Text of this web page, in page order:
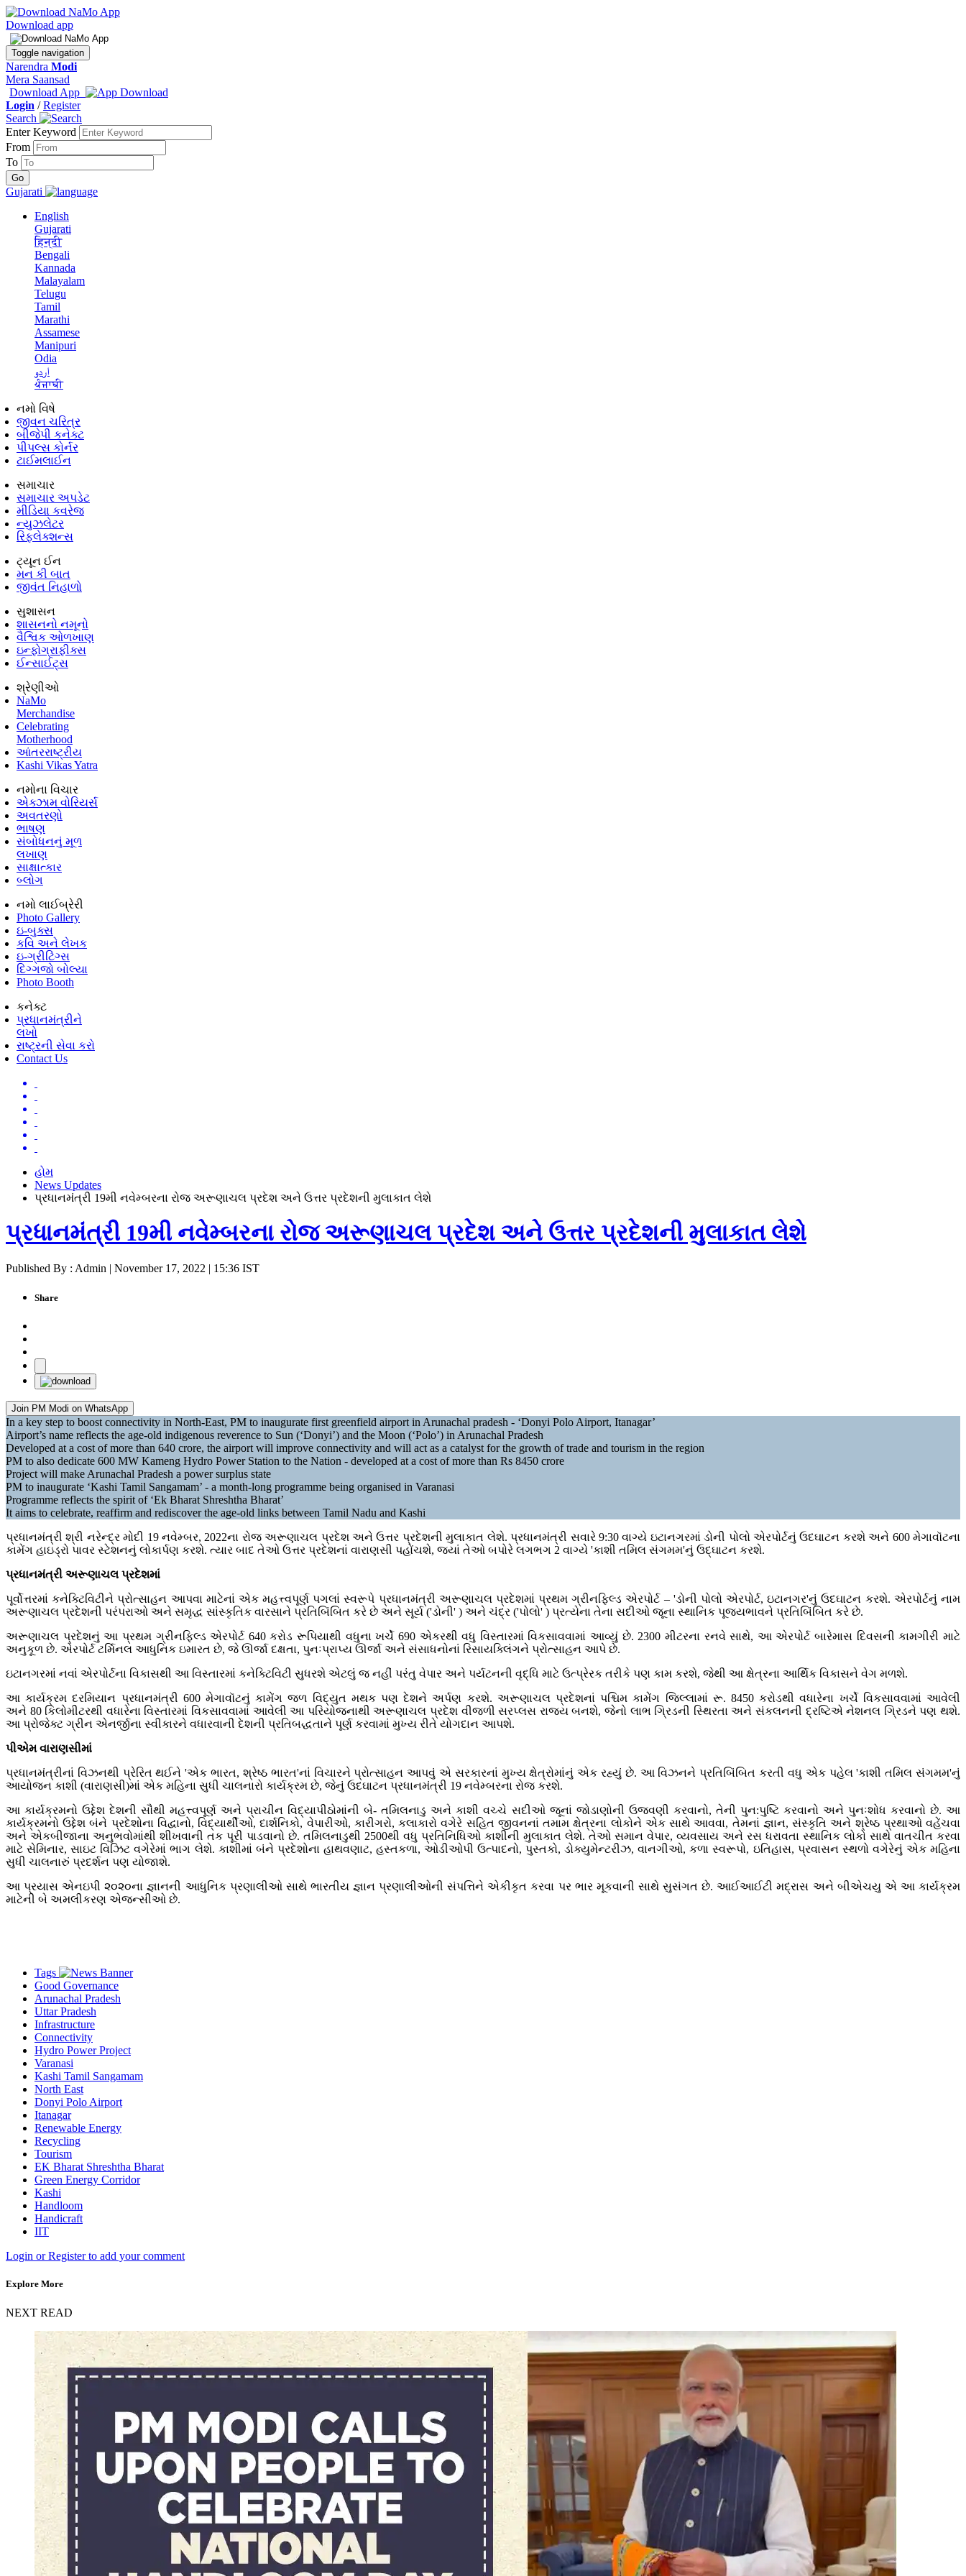
Download app
Toggle navigation
Narendra Modi
Mera Saansad
Download App
Login /Register
Search
Enter Keyword
From
To
Gujarati
English
Gujarati
हिन्दी
Bengali
Kannada
Malayalam
Telugu
Tamil
Marathi
Assamese
Manipuri
Odia
اردو
ਪੰਜਾਬੀ
નમો વિષે
જીવન ચરિત્ર
બીજેપી કનેક્ટ
પીપલ્સ કોર્નર
ટાઈમલાઈન
સમાચાર
સમાચાર અપડેટ
મીડિયા કવરેજ
ન્યુઝલેટર
રિફ્લેક્શન્સ
ટ્યૂન ઈન
મન કી બાત
જીવંત નિહાળો
સુશાસન
શાસનનો નમૂનો
વૈશ્વિક ઓળખાણ
ઇન્ફોગ્રાફીક્સ
ઈન્સાઈટ્સ
શ્રેણીઓ
NaMo
Merchandise
Celebrating
Motherhood
આંતરરાષ્ટ્રીય
Kashi Vikas Yatra
નમોના વિચાર
એક્ઝામ વોરિયર્સ
અવતરણો
ભાષણ
સંબોધનનું મૂળ
લખાણ
સાક્ષાત્કાર
બ્લોગ
નમો લાઈબ્રેરી
Photo Gallery
ઇ-બુક્સ
કવિ અને લેખક
ઇ-ગ્રીટિંગ્સ
દિગ્ગજો બોલ્યા
Photo Booth
કનેક્ટ
પ્રધાનમંત્રીને
લખો
રાષ્ટ્રની સેવા કરો
Contact Us
હોમ
News Updates
પ્રધાનમંત્રી 19મી નવેમ્બરના રોજ અરૂણાચલ પ્રદેશ અને ઉત્તર પ્રદેશની મુલાકાત લેશે
પ્રધાનમંત્રી 19મી નવેમ્બરના રોજ અરૂણાચલ પ્રદેશ અને ઉત્તર પ્રદેશની મુલાકાત લેશે
Published By : Admin | November 17, 2022 | 15:36 IST
Share
Join PM Modi on WhatsApp
In a key step to boost connectivity in North-East, PM to inaugurate first greenfield airport in Arunachal pradesh - ‘Donyi Polo Airport, Itanagar’
Airport’s name reflects the age-old indigenous reverence to Sun (‘Donyi’) and the Moon (‘Polo’) in Arunachal Pradesh
Developed at a cost of more than 640 crore, the airport will improve connectivity and will act as a catalyst for the growth of trade and tourism in the region
PM to also dedicate 600 MW Kameng Hydro Power Station to the Nation - developed at a cost of more than Rs 8450 crore
Project will make Arunachal Pradesh a power surplus state
PM to inaugurate ‘Kashi Tamil Sangamam’ - a month-long programme being organised in Varanasi
Programme reflects the spirit of ‘Ek Bharat Shreshtha Bharat’
​​​​​​​It aims to celebrate, reaffirm and rediscover the age-old links between Tamil Nadu and Kashi
પ્રધાનમંત્રી શ્રી નરેન્દ્ર મોદી 19 નવેમ્બર, 2022ના રોજ અરૂણાચલ પ્રદેશ અને ઉત્તર પ્રદેશની મુલાકાત લેશે. પ્રધાનમંત્રી સવારે 9:30 વાગ્યે ઇટાનગરમાં ડોની પોલો એરપોર્ટનું ઉદઘાટન કરશે અને 600 મેગાવૉટના
કામેંગ હાઇડ્રો પાવર સ્ટેશનનું લોકાર્પણ કરશે. ત્યાર બાદ તેઓ ઉત્તર પ્રદેશનાં વારાણસી પહોંચશે, જ્યાં તેઓ બપોરે લગભગ 2 વાગ્યે 'કાશી તમિલ સંગમમ'નું ઉદ્ઘાટન કરશે.
પ્રધાનમંત્રી અરૂણાચલ પ્રદેશમાં
પૂર્વોત્તરમાં કનેક્ટિવિટીને પ્રોત્સાહન આપવા માટેનાં એક મહત્ત્વપૂર્ણ પગલાં સ્વરૂપે પ્રધાનમંત્રી અરૂણાચલ પ્રદેશમાં પ્રથમ ગ્રીનફિલ્ડ એરપોર્ટ – 'ડોની પોલો એરપોર્ટ, ઇટાનગર'નું ઉદઘાટન કરશે. એરપોર્ટનું નામ
અરૂણાચલ પ્રદેશની પરંપરાઓ અને સમૃદ્ધ સાંસ્કૃતિક વારસાને પ્રતિબિંબિત કરે છે અને સૂર્ય ('ડોની' ) અને ચંદ્ર ('પોલો' ) પ્રત્યેના તેના સદીઓ જૂના સ્થાનિક પૂજ્યભાવને પ્રતિબિંબિત કરે છે.
અરૂણાચલ પ્રદેશનું આ પ્રથમ ગ્રીનફિલ્ડ એરપોર્ટ 640 કરોડ રૂપિયાથી વધુના ખર્ચે 690 એકરથી વધુ વિસ્તારમાં વિકસાવવામાં આવ્યું છે. 2300 મીટરના રનવે સાથે, આ એરપોર્ટ બારેમાસ દિવસની કામગીરી માટે
અનુકૂળ છે. એરપોર્ટ ટર્મિનલ આધુનિક ઇમારત છે, જે ઊર્જા દક્ષતા, પુનઃપ્રાપ્ય ઊર્જા અને સંસાધનોનાં રિસાયક્લિંગને પ્રોત્સાહન આપે છે.
ઇટાનગરમાં નવાં એરપોર્ટના વિકાસથી આ વિસ્તારમાં કનેક્ટિવિટી સુધરશે એટલું જ નહીં પરંતુ વેપાર અને પર્યટનની વૃદ્ધિ માટે ઉત્પ્રેરક તરીકે પણ કામ કરશે, જેથી આ ક્ષેત્રના આર્થિક વિકાસને વેગ મળશે.
આ કાર્યક્રમ દરમિયાન પ્રધાનમંત્રી 600 મેગાવૉટનું કામેંગ જળ વિદ્યુત મથક પણ દેશને અર્પણ કરશે. અરૂણાચલ પ્રદેશનાં પશ્ચિમ કામેંગ જિલ્લામાં રૂ. 8450 કરોડથી વધારેના ખર્ચે વિકસાવવામાં આવેલી
અને 80 કિલોમીટરથી વધારેના વિસ્તારમાં વિકસાવવામાં આવેલી આ પરિયોજનાથી અરૂણાચલ પ્રદેશ વીજળી સરપ્લસ રાજ્ય બનશે, જેનો લાભ ગ્રિડની સ્થિરતા અને સંકલનની દ્રષ્ટિએ નેશનલ ગ્રિડને પણ થશે.
આ પ્રોજેક્ટ ગ્રીન એનર્જીના સ્વીકારને વધારવાની દેશની પ્રતિબદ્ધતાને પૂર્ણ કરવામાં મુખ્ય રીતે યોગદાન આપશે.
પીએમ વારાણસીમાં
પ્રધાનમંત્રીનાં વિઝનથી પ્રેરિત થઈને 'એક ભારત, શ્રેષ્ઠ ભારત'નાં વિચારને પ્રોત્સાહન આપવું એ સરકારનાં મુખ્ય ક્ષેત્રોમાંનું એક રહ્યું છે. આ વિઝનને પ્રતિબિંબિત કરતી વધુ એક પહેલ 'કાશી તમિલ સંગમમ'નું
આયોજન કાશી (વારાણસી)માં એક મહિના સુધી ચાલનારો કાર્યક્રમ છે, જેનું ઉદઘાટન પ્રધાનમંત્રી 19 નવેમ્બરના રોજ કરશે.
આ કાર્યક્રમનો ઉદ્દેશ દેશની સૌથી મહત્ત્વપૂર્ણ અને પ્રાચીન વિદ્યાપીઠોમાંની બે- તમિલનાડુ અને કાશી વચ્ચે સદીઓ જૂનાં જોડાણોની ઉજવણી કરવાનો, તેની પુન:પુષ્ટિ કરવાનો અને પુનઃશોધ કરવાનો છે. આ
કાર્યક્રમનો ઉદ્દેશ બંને પ્રદેશોના વિદ્વાનો, વિદ્યાર્થીઓ, દાર્શનિકો, વેપારીઓ, કારીગરો, કલાકારો વગેરે સહિત જીવનનાં તમામ ક્ષેત્રના લોકોને એક સાથે આવવા, તેમનાં જ્ઞાન, સંસ્કૃતિ અને શ્રેષ્ઠ પ્રથાઓ વહેંચવા
અને એકબીજાના અનુભવોમાંથી શીખવાની તક પૂરી પાડવાનો છે. તમિલનાડુથી 2500થી વધુ પ્રતિનિધિઓ કાશીની મુલાકાત લેશે. તેઓ સમાન વેપાર, વ્યવસાય અને રસ ધરાવતા સ્થાનિક લોકો સાથે વાતચીત કરવા
માટે સેમિનાર, સાઇટ વિઝિટ વગેરેમાં ભાગ લેશે. કાશીમાં બંને પ્રદેશોના હાથવણાટ, હસ્તકળા, ઓડીઓપી ઉત્પાદનો, પુસ્તકો, ડોક્યુમેન્ટરીઝ, વાનગીઓ, કળા સ્વરૂપો, ઇતિહાસ, પ્રવાસન સ્થળો વગેરેનું એક મહિના
સુધી ચાલનારું પ્રદર્શન પણ યોજાશે.
આ પ્રયાસ એનઇપી ૨૦૨૦ના જ્ઞાનની આધુનિક પ્રણાલીઓ સાથે ભારતીય જ્ઞાન પ્રણાલીઓની સંપત્તિને એકીકૃત કરવા પર ભાર મૂકવાની સાથે સુસંગત છે. આઈઆઈટી મદ્રાસ અને બીએચયુ એ આ કાર્યક્રમ
માટેની બે અમલીકરણ એજન્સીઓ છે.
Tags
Good Governance
Arunachal Pradesh
Uttar Pradesh
Infrastructure
Connectivity
Hydro Power Project
Varanasi
Kashi Tamil Sangamam
North East
Donyi Polo Airport
Itanagar
Renewable Energy
Recycling
Tourism
EK Bharat Shreshtha Bharat
Green Energy Corridor
Kashi
Handloom
Handicraft
IIT
Login or Register to add your comment
Explore More
NEXT READ